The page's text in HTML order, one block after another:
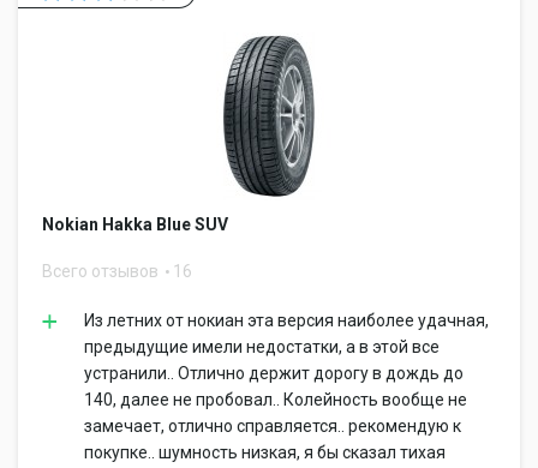
Nokian Hakka Blue SUV
Всего отзывов 16
Из летних от нокиан эта версия наиболее удачная,
предыдущие имели недостатки, а в этой все
устранили.. Отлично держит дорогу в дождь до
140, далее не пробовал.. Колейность вообще не
замечает, отлично справляется.. рекомендую к
покупке.. шумность низкая, я бы сказал тихая